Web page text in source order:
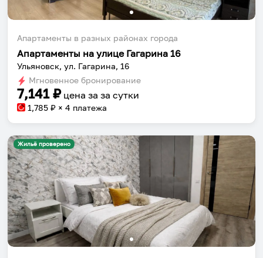
Апартаменты в разных районах города
Апартаменты на улице Гагарина 16
Ульяновск, ул. Гагарина, 16
Мгновенное бронирование
7,141₽ цена за за сутки
1,785 ₽ × 4 платежа
Жильё проверено